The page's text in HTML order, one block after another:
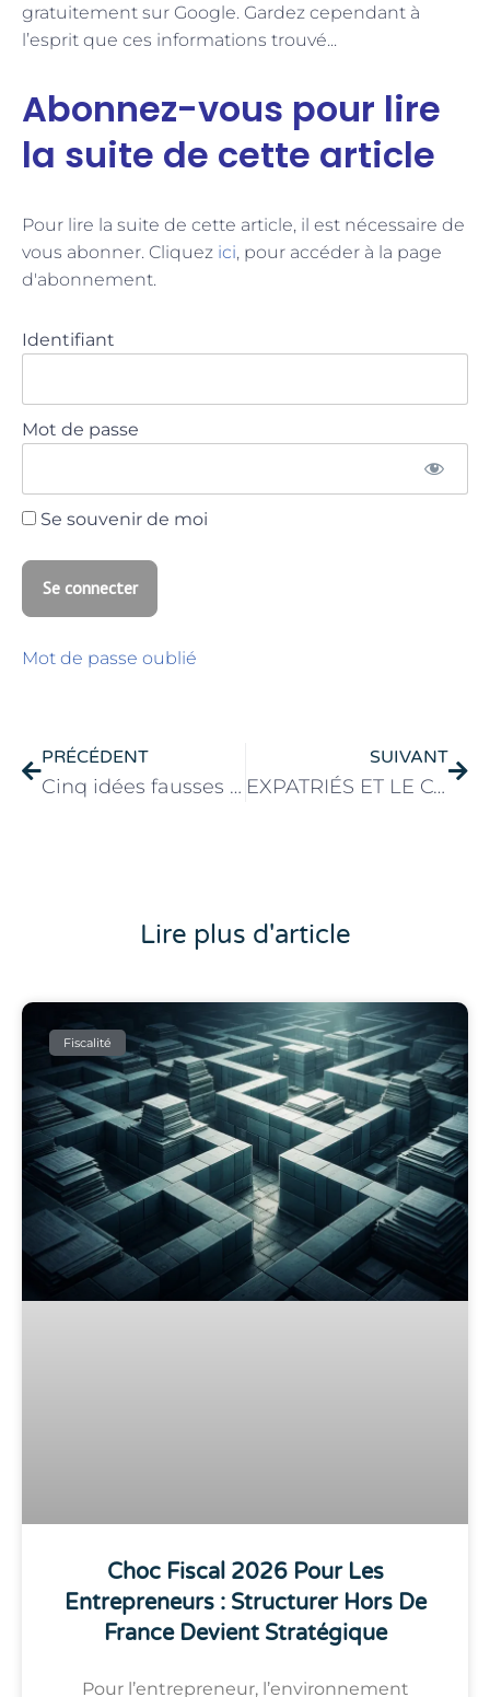
gratuitement sur Google. Gardez cependant à
l’esprit que ces informations trouvé...
Abonnez-vous pour lire
la suite de cette article
Pour lire la suite de cette article, il est nécessaire de
vous abonner. Cliquez ici, pour accéder à la page
d'abonnement.
Identifiant
Mot de passe
Se souvenir de moi
Mot de passe oublié
PRÉCÉDENT
Cinq idées fausses sur le testament à usage des expatriés
SUIVANT
EXPATRIÉS ET LE CONTRAT DE MARIAGE
Lire plus d'article
Fiscalité
Choc Fiscal 2026 Pour Les
Entrepreneurs : Structurer Hors De
France Devient Stratégique
Pour l’entrepreneur, l’environnement